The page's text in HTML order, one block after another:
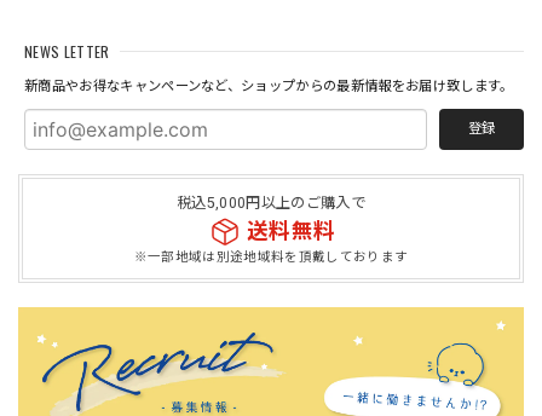
NEWS LETTER
新商品やお得なキャンペーンなど、ショップからの最新情報をお届け致します。
登録
税込5,000円以上のご購入で
送料無料
※一部地域は別途地域料を頂戴しております